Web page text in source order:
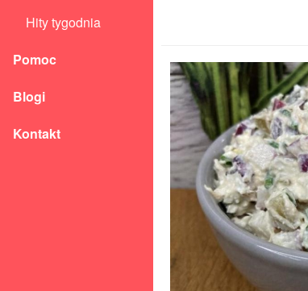
Hity tygodnia
Pomoc
Blogi
Kontakt